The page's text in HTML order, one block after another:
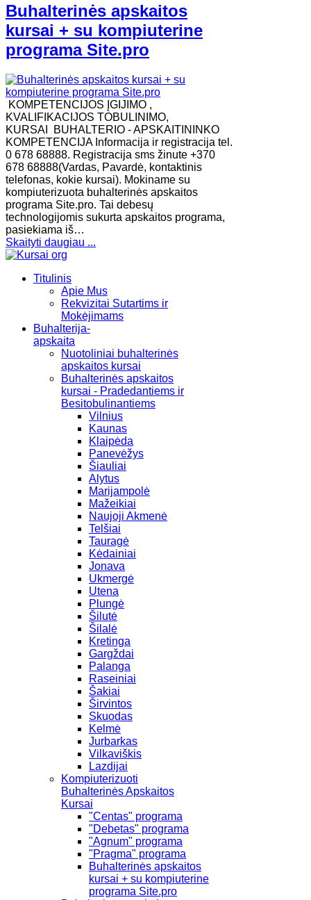
Buhalterinės apskaitos
kursai + su kompiuterine
programa Site.pro
KOMPETENCIJOS ĮGIJIMO ,
KVALIFIKACIJOS TOBULINIMO,
KURSAI BUHALTERIO - APSKAITININKO
KOMPETENCIJA Informacija ir registracija tel.
0 678 68888. Registracija sms žinute +370
678 68888(Vardas, Pavardė, kontaktinis
telefonas, kokie kursai). Mokiname su
kompiuterizuota buhalterinės apskaitos
programa Site.pro. Tai debesų
technologijomis sukurta apskaitos programa,
pasiekiama iš…
Skaityti daugiau ...
Titulinis
Apie Mus
Rekvizitai Sutartims ir
Mokėjimams
Buhalterija-
apskaita
Nuotoliniai buhalterinės
apskaitos kursai
Buhalterinės apskaitos
kursai - Pradedantiems ir
Besitobulinantiems
Vilnius
Kaunas
Klaipėda
Panevėžys
Šiauliai
Alytus
Marijampolė
Mažeikiai
Naujoji Akmenė
Telšiai
Tauragė
Kėdainiai
Jonava
Ukmergė
Utena
Plungė
Šilutė
Šilalė
Kretinga
Gargždai
Palanga
Raseiniai
Šakiai
Širvintos
Skuodas
Kelmė
Jurbarkas
Vilkaviškis
Lazdijai
Kompiuterizuoti
Buhalterinės Apskaitos
Kursai
"Centas" programa
"Debetas" programa
"Agnum" programa
"Pragma" programa
Buhalterinės apskaitos
kursai + su kompiuterine
programa Site.pro